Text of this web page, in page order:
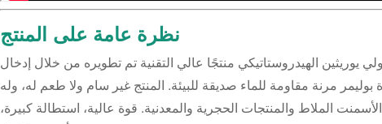
نظرة عامة على المنتج
يوريثين الهيدروستاتيكي منتجًا عالي التقنية تم تطويره من خلال إدخال
بوليمر مرنة مقاومة للماء صديقة للبيئة. المنتج غير سام ولا طعم له، وله
الملاط والمنتجات الحجرية والمعدنية. قوة عالية، استطالة كبيرة،